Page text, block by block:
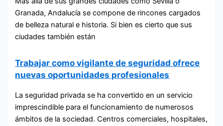
Granada, Andalucía se compone de rincones cargados
de belleza natural e historia. Si bien es cierto que sus
ciudades también están
Trabajar como vigilante de seguridad ofrece
nuevas oportunidades profesionales
La seguridad privada se ha convertido en un servicio
imprescindible para el funcionamiento de numerosos
ámbitos de la sociedad. Centros comerciales, hospitales,